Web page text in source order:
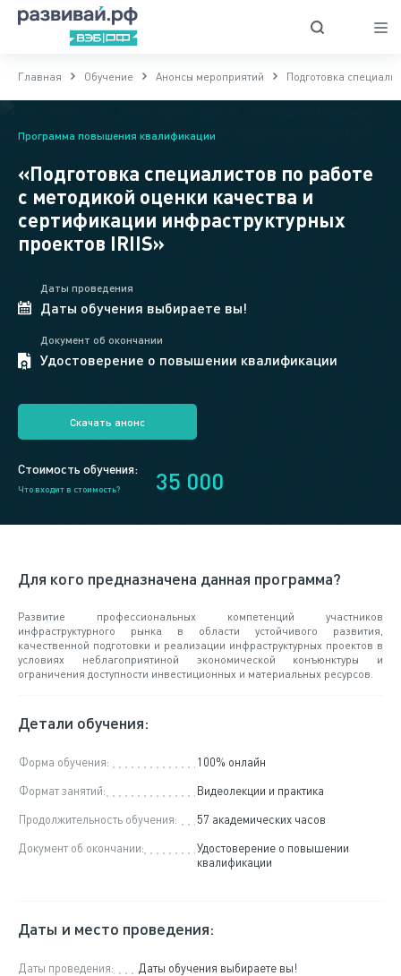
Главная Обучение Анонсы мероприятий Подготовка
Программа повышения квалификации
«Подготовка специалистов по работе
с методикой оценки качества и
сертификации инфраструктурных
проектов IRIIS»
Даты проведения
Даты обучения выбираете вы!
Документ об окончании
Удостоверение о повышении квалификации
Скачать анонс
Стоимость обучения:
Что входит в стоимость? 35 000
Для кого предназначена данная программа?
Развитие профессиональных компетенций участников
инфраструктурного рынка в области устойчивого развития,
качественной подготовки и реализации инфраструктурных проектов в
условиях неблагоприятиной экономической конъюнктуры и
ограничения доступности инвестиционных и материальных ресурсов.
Детали обучения:
Форма обучения:
100% онлайн
Формат занятий:
Видеолекции и практика
Продолжительность обучения:
57 академических часов
Документ об окончании:
Удостоверение о повышении
квалификации
Даты и место проведения:
Даты проведения:
Даты обучения выбираете вы!